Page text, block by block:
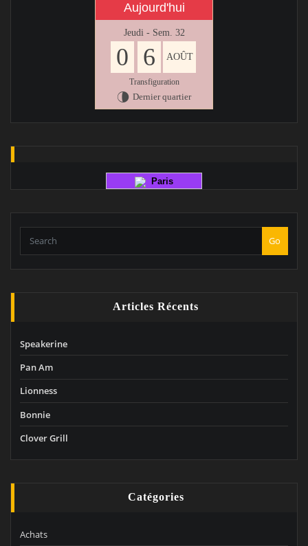
Aujourd'hui
Jeudi - Sem. 32
0 6 AOÛT
Transfiguration
U Dernier quartier
Paris
Go
Articles Récents
Speakerine
Pan Am
Lionness
Bonnie
Clover Grill
Catégories
Achats